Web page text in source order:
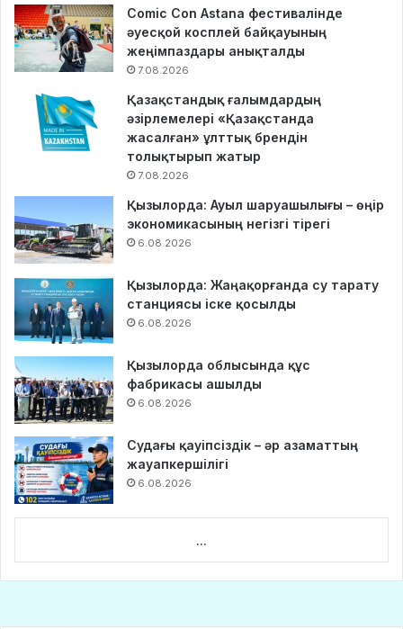
Comic Con Astana фестивалінде
әуесқой косплей байқауының
жеңімпаздары анықталды
7.08.2026
Қазақстандық ғалымдардың
әзірлемелері «Қазақстанда
жасалған» ұлттық брендін
толықтырып жатыр
7.08.2026
Қызылорда: Ауыл шаруашылығы – өңір
экономикасының негізгі тірегі
6.08.2026
Қызылорда: Жаңақорғанда су тарату
станциясы іске қосылды
6.08.2026
Қызылорда облысында құс
фабрикасы ашылды
6.08.2026
Судағы қауіпсіздік – әр азаматтың
жауапкершілігі
6.08.2026
...